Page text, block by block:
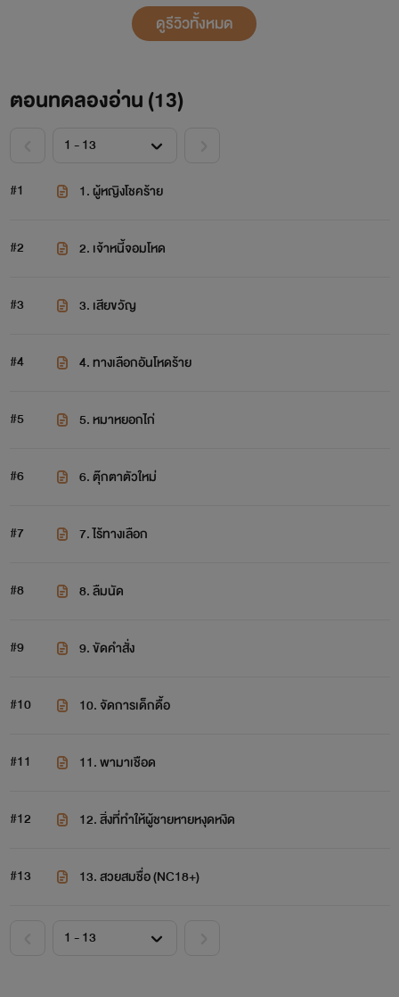
ดูรีวิวทั้งหมด
ตอนทดลองอ่าน (13)
#1 1. ผู้หญิงโชคร้าย
#2 2. เจ้าหนี้จอมโหด
#3 3. เสียขวัญ
#4 4. ทางเลือกอันโหดร้าย
#5 5. หมาหยอกไก่
#6 6. ตุ๊กตาตัวใหม่
#7 7. ไร้ทางเลือก
#8 8. ลืมนัด
#9 9. ขัดคำสั่ง
#10 10. จัดการเด็กดื้อ
#11 11. พามาเชือด
#12 12. สิ่งที่ทำให้ผู้ชายหายหงุดหงิด
#13 13. สวยสมชื่อ (NC18+)